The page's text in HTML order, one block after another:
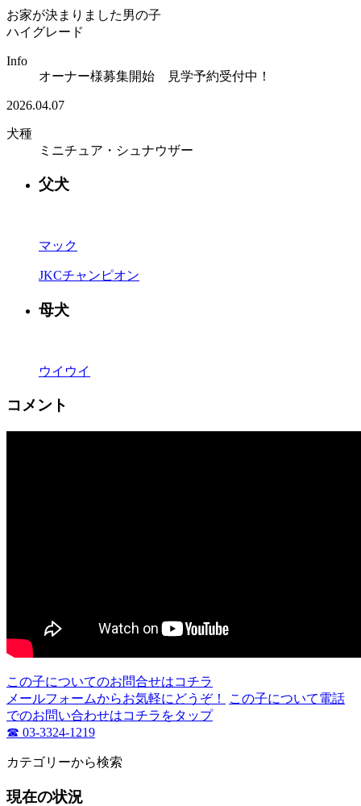
お家が決まりました男の子
ハイグレード
Info
オーナー様募集開始 見学予約受付中！
2026.04.07
犬種
ミニチュア・シュナウザー
父犬
マック
JKCチャンピオン
母犬
ウイウイ
コメント
この子についてのお問合せはコチラ
メールフォームからお気軽にどうぞ！
この子について電話
でのお問い合わせはコチラをタップ
☎ 03-3324-1219
カテゴリーから検索
現在の状況